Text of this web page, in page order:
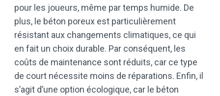
pour les joueurs, même par temps humide. De
plus, le béton poreux est particulièrement
résistant aux changements climatiques, ce qui
en fait un choix durable. Par conséquent, les
coûts de maintenance sont réduits, car ce type
de court nécessite moins de réparations. Enfin, il
s’agit d’une option écologique, car le béton